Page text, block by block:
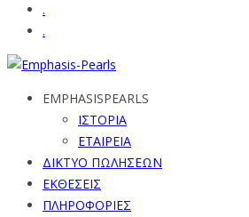
.
.
EMPHASISPEARLS
ΙΣΤΟΡΙΑ
ΕΤΑΙΡΕΙΑ
ΔΙΚΤΥΟ ΠΩΛΗΣΕΩΝ
ΕΚΘΕΣΕΙΣ
ΠΛΗΡΟΦΟΡΙΕΣ